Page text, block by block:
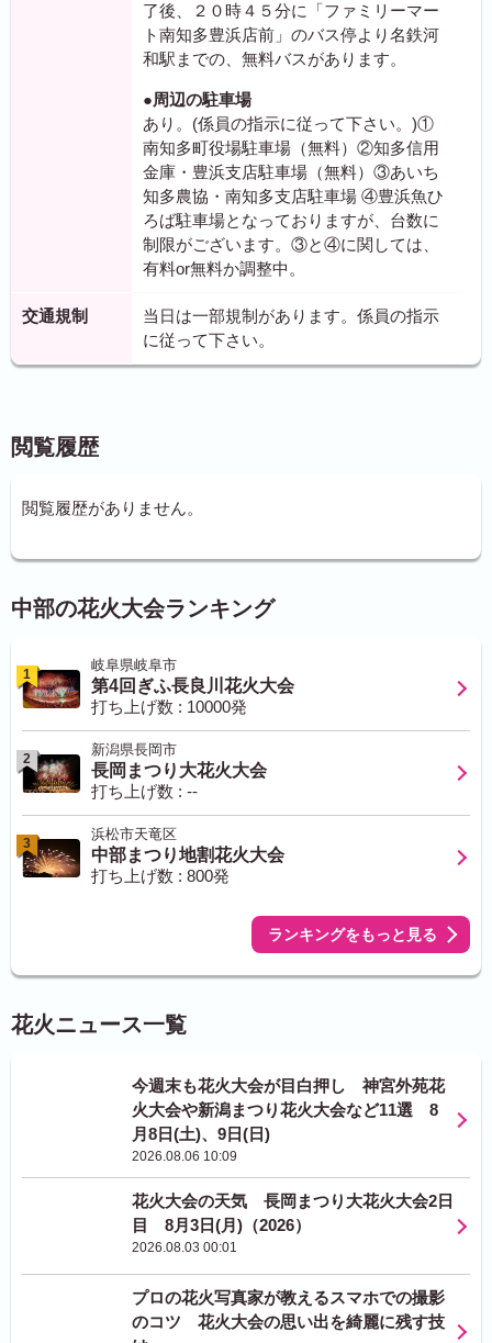
了後、２０時４５分に「ファミリーマー
ト南知多豊浜店前」のバス停より名鉄河
和駅までの、無料バスがあります。
●周辺の駐車場
あり。(係員の指示に従って下さい。)①
南知多町役場駐車場（無料）②知多信用
金庫・豊浜支店駐車場（無料）③あいち
知多農協・南知多支店駐車場 ④豊浜魚ひ
ろば駐車場となっておりますが、台数に
制限がございます。③と④に関しては、
有料or無料か調整中。
交通規制
当日は一部規制があります。係員の指示
に従って下さい。
閲覧履歴
閲覧履歴がありません。
中部の花火大会ランキング
1
岐阜県岐阜市
第4回ぎふ長良川花火大会
打ち上げ数 : 10000発
2
新潟県長岡市
長岡まつり大花火大会
打ち上げ数 : --
3
浜松市天竜区
中部まつり地割花火大会
打ち上げ数 : 800発
ランキングをもっと見る
花火ニュース一覧
今週末も花火大会が目白押し 神宮外苑花
火大会や新潟まつり花火大会など11選 8
月8日(土)、9日(日)
2026.08.06 10:09
花火大会の天気 長岡まつり大花火大会2日
目 8月3日(月)（2026）
2026.08.03 00:01
プロの花火写真家が教えるスマホでの撮影
のコツ 花火大会の思い出を綺麗に残す技